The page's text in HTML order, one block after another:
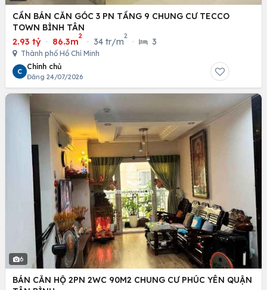
CẦN BÁN CĂN GÓC 3 PN TẦNG 9 CHUNG CƯ TECCO
TOWN BÌNH TÂN
2.93 tỷ · 86.3m
2
· 34 tr/m
2
· 3
Thành phố Hồ Chí Minh
C
Chính chủ
Đăng 24/07/2026
6
BÁN CĂN HỘ 2PN 2WC 90M2 CHUNG CƯ PHÚC YÊN QUẬN